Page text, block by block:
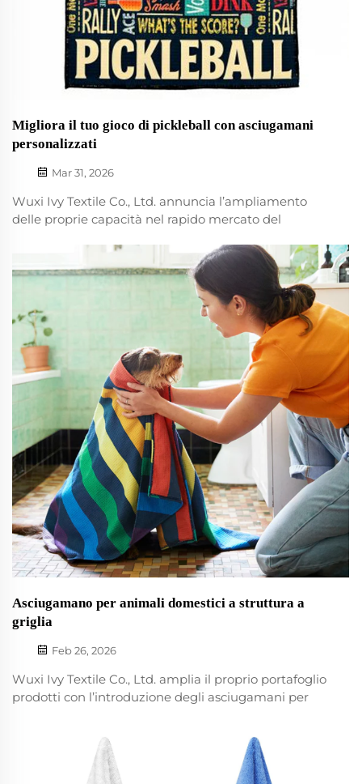
Migliora il tuo gioco di pickleball con asciugamani
personalizzati
Mar 31, 2026
Wuxi Ivy Textile Co., Ltd. annuncia l’ampliamento
delle proprie capacità nel rapido mercato del
pickleball, appositamente concepiti per i giocatori
che richiedono sia stile che funzionalità. Disponibili in
Asciugamano per animali domestici a struttura a
griglia
Feb 26, 2026
Wuxi Ivy Textile Co., Ltd. amplia il proprio portafoglio
prodotti con l’introduzione degli asciugamani per
degli animali domestici. Disponibili con un’ampia
personalizzazione OEM, questi asciugamani